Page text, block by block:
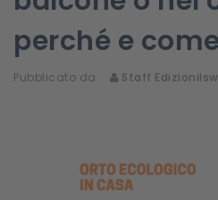
perché e
Pubblicato da Staff